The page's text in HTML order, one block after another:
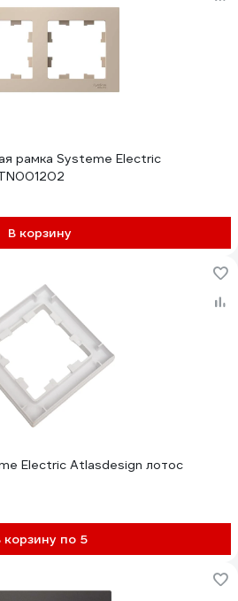
рамка Systeme Electric
В корзину
Electric Atlasdesign лотос
корзину по 5